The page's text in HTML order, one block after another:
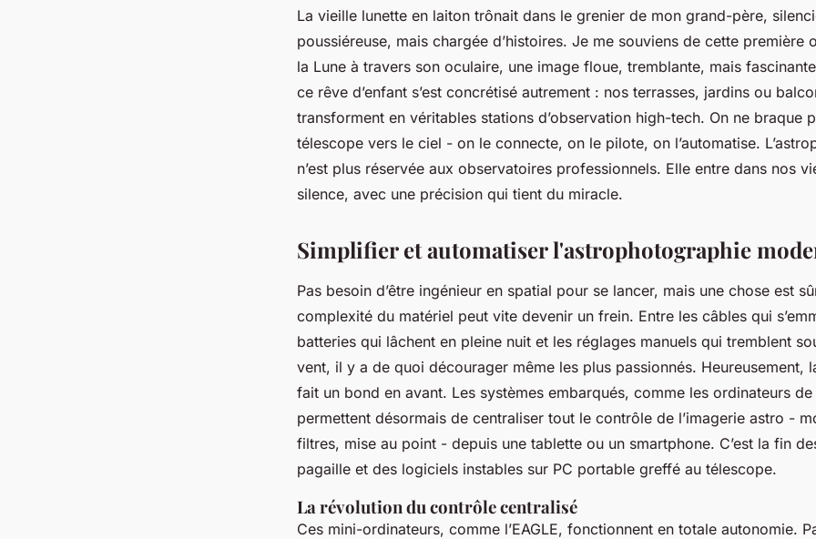
Découvrir les innovations
PrimaLuceLab pour l'astronomie et
La vieille lunette en laiton trônait dans le grenier de mon grand-père,
poussiéreuse, mais chargée d’histoires. Je me souviens de cette première
la Lune à travers son oculaire, une image floue, tremblante, mais
ce rêve d’enfant s’est concrétisé autrement : nos terrasses, jardins ou
transforment en véritables stations d’observation high-tech. On ne braque
télescope vers le ciel - on le connecte, on le pilote, on l’automatise.
n’est plus réservée aux observatoires professionnels. Elle entre dans nos
silence, avec une précision qui tient du miracle.
Simplifier et automatiser l'astrophotographie
Pas besoin d’être ingénieur en spatial pour se lancer, mais une chose est
complexité du matériel peut vite devenir un frein. Entre les câbles qui
batteries qui lâchent en pleine nuit et les réglages manuels qui tremblent
vent, il y a de quoi décourager même les plus passionnés. Heureusement,
fait un bond en avant. Les systèmes embarqués, comme les ordinateurs
permettent désormais de centraliser tout le contrôle de l’imagerie astro -
filtres, mise au point - depuis une tablette ou un smartphone. C’est la fin
pagaille et des logiciels instables sur PC portable greffé au télescope.
La révolution du contrôle centralisé
Ces mini-ordinateurs, comme l’EAGLE, fonctionnent en totale autonomie.